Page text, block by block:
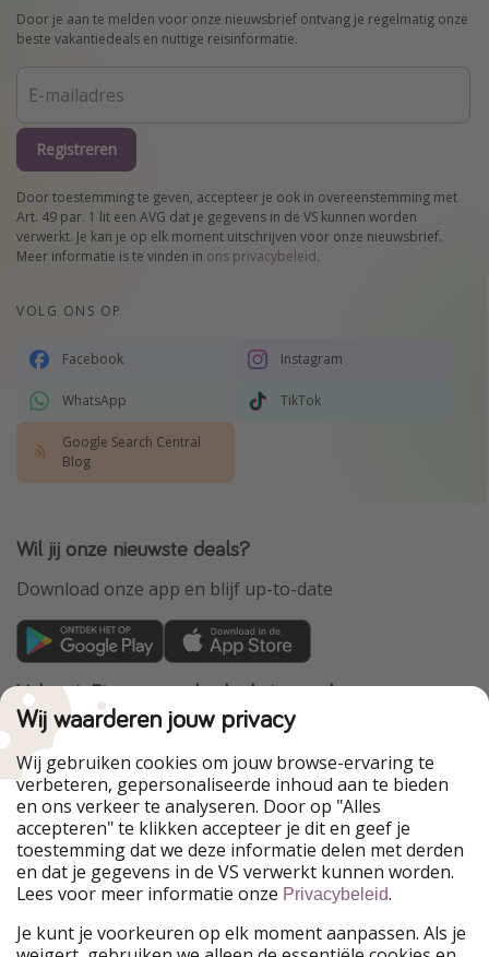
Door je aan te melden voor onze nieuwsbrief ontvang je regelmatig onze
beste vakantiedeals en nuttige reisinformatie.
Registreren
Door toestemming te geven, accepteer je ook in overeenstemming met
Art. 49 par. 1 lit een AVG dat je gegevens in de VS kunnen worden
verwerkt. Je kan je op elk moment uitschrijven voor onze nieuwsbrief.
Meer informatie is te vinden in ons privacybeleid.
VOLG ONS OP
Facebook Instagram
WhatsApp TikTok
Google Search Central
Blog
Wil jij onze nieuwste deals?
Download onze app en blijf up-to-date
VakantiePiraten maakt deel uit van de
HolidayPirates Group
Onze markten
PiratinViaggio
HolidayPirates
WakacyjniPiraci
VoyagesPirates
Ferienpiraten
Urlaubspiraten
Urlaubspiraten
ViajerosPiratas
TravelPirates
HolidayPirates Group
Wij waarderen jouw privacy
Wij gebruiken cookies om jouw browse-ervaring te
verbeteren, gepersonaliseerde inhoud aan te bieden
en ons verkeer te analyseren. Door op "Alles
accepteren" te klikken accepteer je dit en geef je
toestemming dat we deze informatie delen met derden
en dat je gegevens in de VS verwerkt kunnen worden.
Lees voor meer informatie onze Privacybeleid.
Je kunt je voorkeuren op elk moment aanpassen. Als je